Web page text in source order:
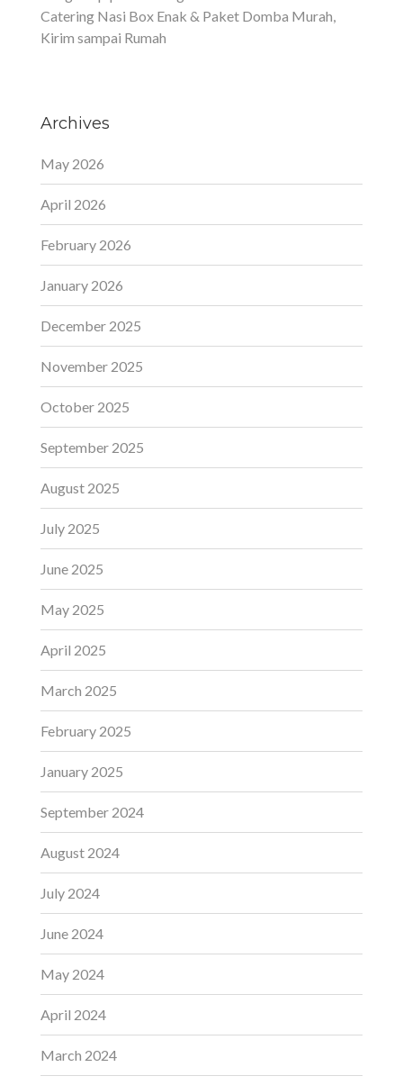
Catering Nasi Box Enak & Paket Domba Murah,
Kirim sampai Rumah
Archives
May 2026
April 2026
February 2026
January 2026
December 2025
November 2025
October 2025
September 2025
August 2025
July 2025
June 2025
May 2025
April 2025
March 2025
February 2025
January 2025
September 2024
August 2024
July 2024
June 2024
May 2024
April 2024
March 2024